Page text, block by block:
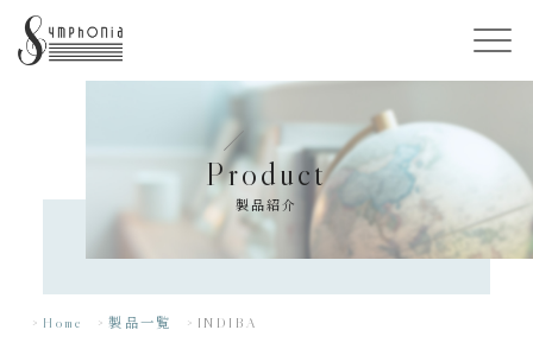
Product
製品紹介
Home 製品一覧 INDIBA